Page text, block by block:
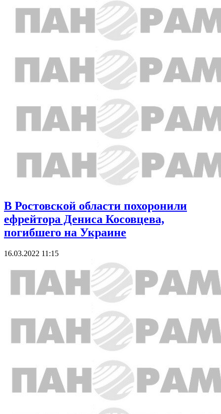
В Ростовской области похоронили
ефрейтора Дениса Косовцева,
погибшего на Украине
16.03.2022 11:15